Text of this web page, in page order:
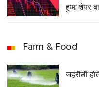
हुआ शेयर
Farm & Food
जहरीली